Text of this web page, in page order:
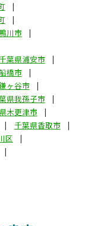
川市
千葉県浦安市
橋市
ヶ谷市
県我孫子市
木更津市
千葉県香取市
区